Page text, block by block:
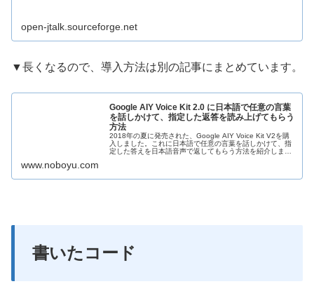
open-jtalk.sourceforge.net
▼長くなるので、導入方法は別の記事にまとめています。
Google AIY Voice Kit 2.0 に日本語で任意の言葉
を話しかけて、指定した返答を読み上げてもらう
方法
2018年の夏に発売された、Google AIY Voice Kit V2を購
入しました。これに日本語で任意の言葉を話しかけて、指
定した答えを日本語音声で返してもらう方法を紹介しま
www.noboyu.com
書いたコード